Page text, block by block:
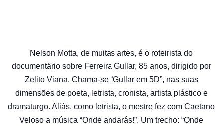
Nelson Motta, de muitas artes, é o roteirista do
documentário sobre Ferreira Gullar, 85 anos, dirigido por
Zelito Viana. Chama-se “Gullar em 5D”, nas suas
dimensões de poeta, letrista, cronista, artista plástico e
dramaturgo. Aliás, como letrista, o mestre fez com Caetano
Veloso a música “Onde andarás!”. Um trecho: “Onde